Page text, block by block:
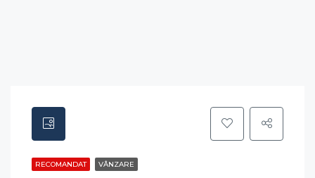
RECOMANDAT VÂNZARE